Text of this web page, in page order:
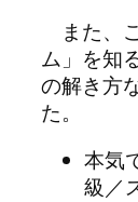
また、
ム」を知
の解き方
た。
本気
級／